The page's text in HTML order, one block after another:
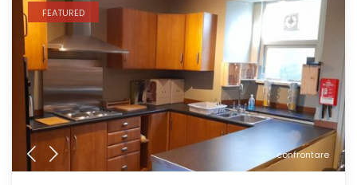
confrontare
FEATURED